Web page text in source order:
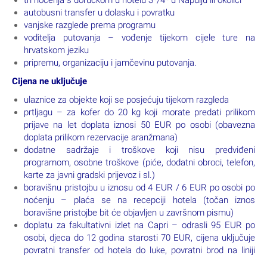
Minimalan broj putnika: 20 / Maksimalan broj putnika: 30
Informacije o letu:
Prijevoznik: Ryanair
ZAG 11:45 NAP 13:10
NAP 12:20 ZAG 13:40
Cijena uključuje
prijevoz zrakoplovom kompanije Ryanair na relaciji Zagreb-
Napulj-Zagreb u ekonomskoj klasi
zrakoplovne pristojbe i naknade
uključen 1 komad predane prtljage koja se prijavljuje po
osobi (kofer do 10 kg) + ručna torbica
tri noćenja s doručkom u hotelu 3*/4* u Napulju ili okolici
autobusni transfer u dolasku i povratku
vanjske razglede prema programu
voditelja putovanja – vođenje tijekom cijele ture na
hrvatskom jeziku
pripremu, organizaciju i jamčevinu putovanja.
Cijena ne uključuje